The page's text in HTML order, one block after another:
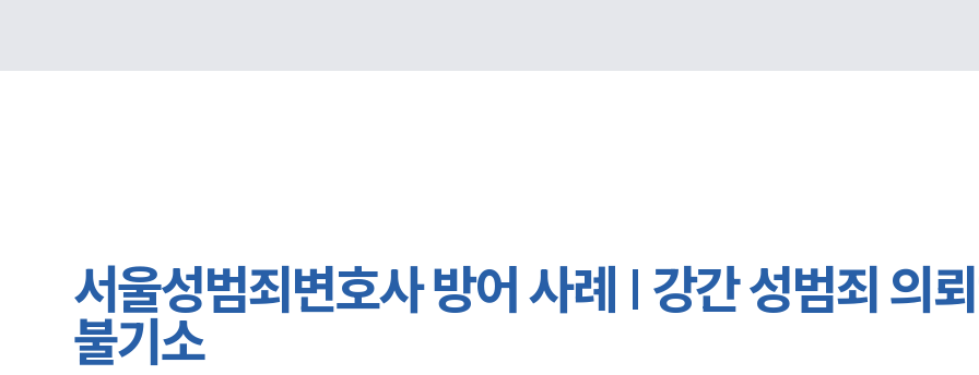
서울성범죄변호사 방어 사례 | 강간 성범죄 의
불기소